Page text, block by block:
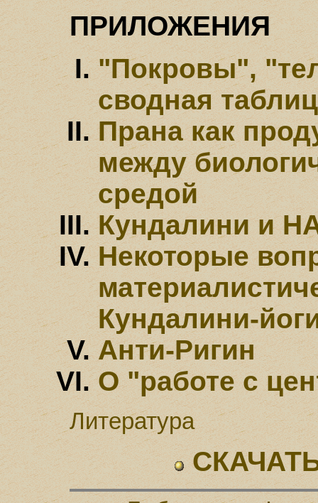
ПРИЛОЖЕНИЯ
"Покровы",
cводная
Прана как
между
средой
Кундалини и
Некоторые
Кундалини-
Анти-Ригин
О "работе с
Литература